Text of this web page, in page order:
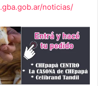
noticias/